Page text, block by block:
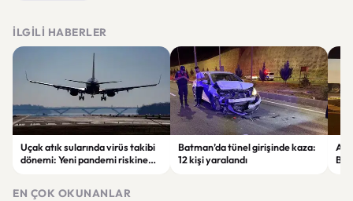
İLGILI HABERLER
Uçak atık sularında virüs takibi
dönemi: Yeni pandemi riskine
Batman’da tünel girişinde kaza:
12 kişi yaralandı
EN ÇOK OKUNANLAR